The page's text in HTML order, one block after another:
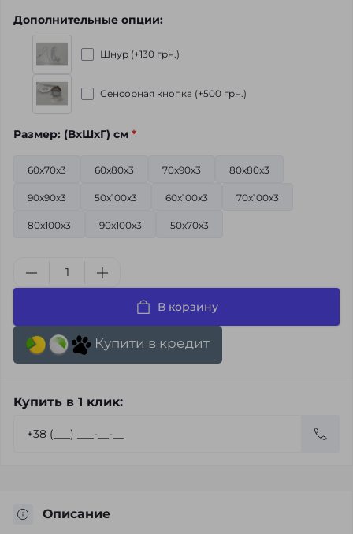
Дополнительные опции:
Шнур (+130 грн.)
Сенсорная кнопка (+500 грн.)
Размер: (ВхШхГ) см *
60x70x3 60x80x3 70x90x3 80x80x3
90x90x3 50x100x3 60x100x3 70x100x3
80x100x3 90x100x3 50x70x3
В корзину
Купити в кредит
Купить в 1 клик:
Описание